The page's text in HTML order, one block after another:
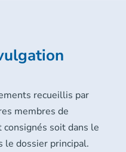
recueillis par
membres de
soit dans le
le dossier principal.